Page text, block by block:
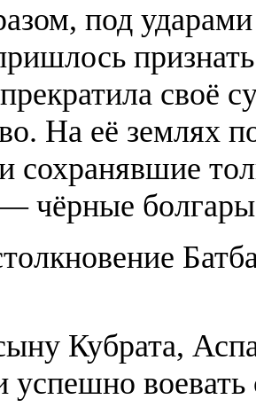
под
своё
На её землях
сохранявшие
чёрные
Кубрата,
успешно воевать